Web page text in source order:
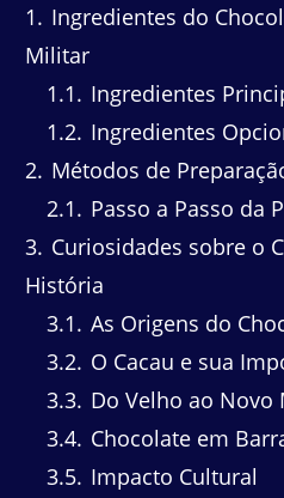
1
Ingredientes do
Militar
1.1
Ingredientes
1.2 Ingredientes
2 Métodos de
2.1
Passo a Passo da
3 Curiosidades sobre o
História
3.1
As Origens do
3.2 O Cacau e sua
3.3 Do Velho ao Novo
3.4 Chocolate em
3.5 Impacto Cultural